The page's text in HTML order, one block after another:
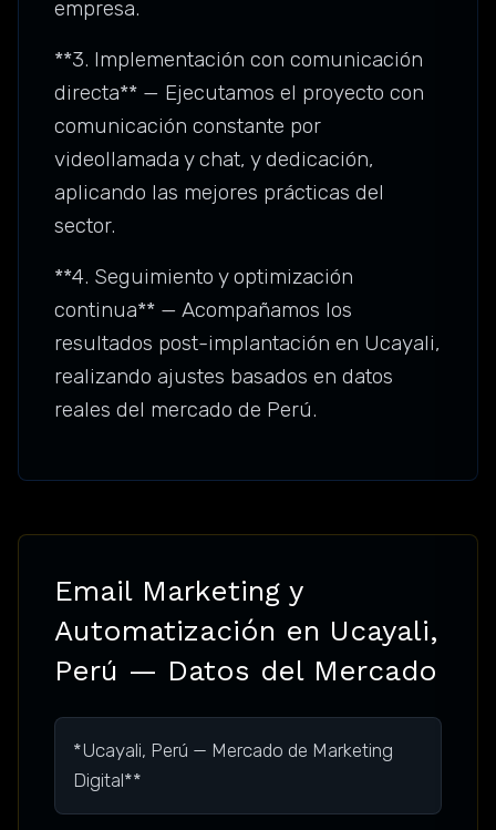
empresa.
**3. Implementación con comunicación
directa** — Ejecutamos el proyecto con
comunicación constante por
videollamada y chat, y dedicación,
aplicando las mejores prácticas del
sector.
**4. Seguimiento y optimización
continua** — Acompañamos los
resultados post-implantación en Ucayali,
realizando ajustes basados en datos
reales del mercado de Perú.
Email Marketing y
Automatización en Ucayali,
Perú — Datos del Mercado
*Ucayali, Perú — Mercado de Marketing
Digital**